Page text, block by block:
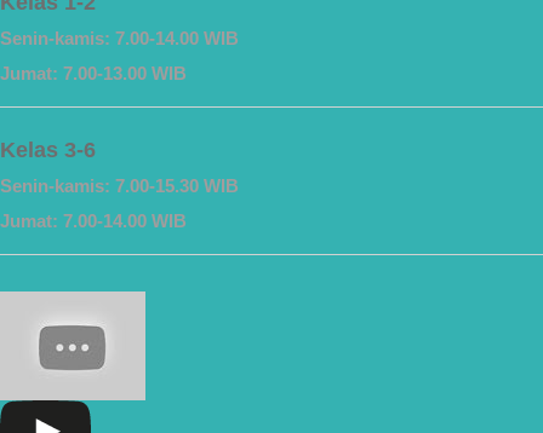
Senin-kamis: 7.00-14.00 WIB
Jumat: 7.00-13.00 WIB
Kelas 3-6
Senin-kamis: 7.00-15.30 WIB
Jumat: 7.00-14.00 WIB